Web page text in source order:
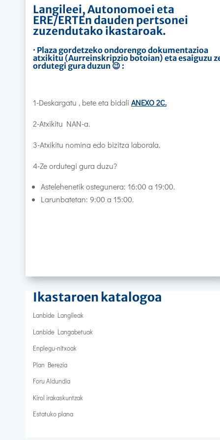
Langileei, Autonomoei eta
ERE/ERTEn dauden pertsonei
zuzendutako ikastaroak.
· Plaza gordetzeko ondorengo dokumentazioa
atxikitu (Aurreinskripzio botoian) eta esaiguzu
ordutegi gura duzun 😉 :
1-Deskargatu , bete eta bidali ANEXO 2C.
2-Atxikitu NAN-a.
3-Atxikitu nomina edo bizitza laborala.
4-Ze ordutegi gura duzu?
Astelehenetik ostegunera: 16:00 a 19:00.
Larunbatetan: 9:00 a 15:00.
Ikastaroen katalogoa
Lanbide Langileak
Lanbide Langabetuak
Enplegu-nitxoak
Plan Berezia
Foru Aldundia
Kirol irakaskuntzak
Estatuko plana